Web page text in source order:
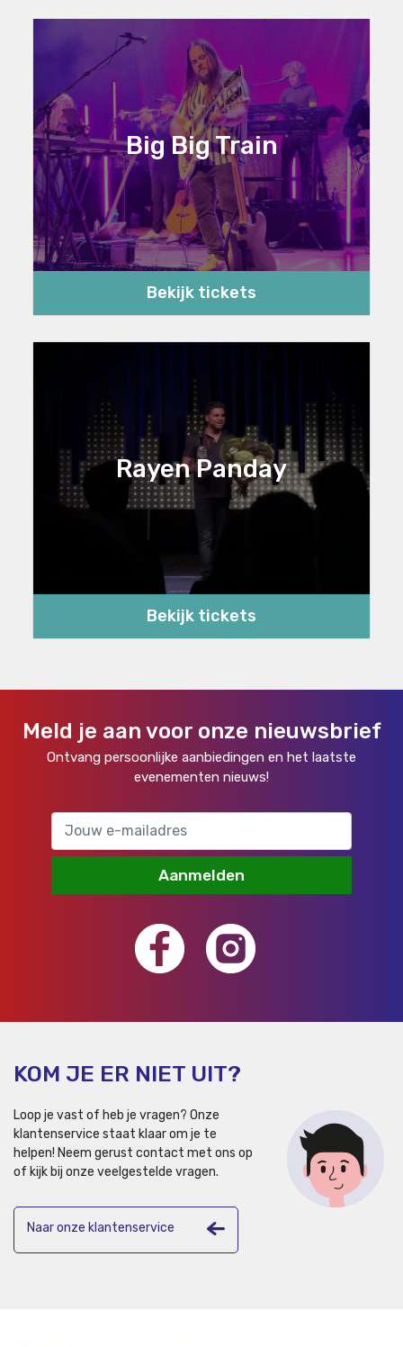
Big Big Train
Bekijk tickets
Rayen Panday
Bekijk tickets
Meld je aan voor onze nieuwsbrief
Ontvang persoonlijke aanbiedingen en het laatste
evenementen nieuws!
Aanmelden
KOM JE ER NIET UIT?
Loop je vast of heb je vragen? Onze
klantenservice staat klaar om je te
helpen! Neem gerust contact met ons op
of kijk bij onze veelgestelde vragen.
Naar onze klantenservice